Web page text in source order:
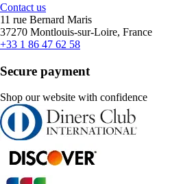
Contact us
11 rue Bernard Maris
37270 Montlouis-sur-Loire, France
+33 1 86 47 62 58
Secure payment
Shop our website with confidence